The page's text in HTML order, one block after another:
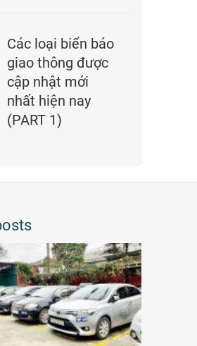
Các loại biển báo
giao thông được
cập nhật mới
nhất hiện nay
(PART 1)